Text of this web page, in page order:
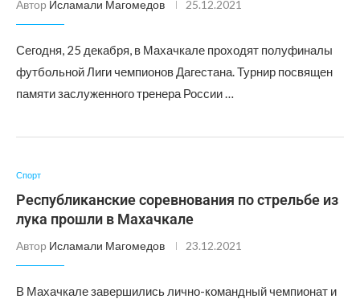
Автор Исламали Магомедов 25.12.2021
Сегодня, 25 декабря, в Махачкале проходят полуфиналы
футбольной Лиги чемпионов Дагестана. Турнир посвящен
памяти заслуженного тренера России …
Спорт
Республиканские соревнования по стрельбе из
лука прошли в Махачкале
Автор Исламали Магомедов 23.12.2021
В Махачкале завершились лично-командный чемпионат и